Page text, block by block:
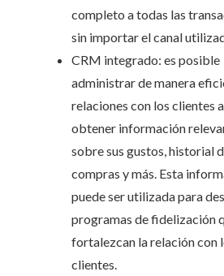
completo a todas las
sin importar el canal
CRM integrado: es posible
administrar de manera
relaciones con los clientes
obtener información
sobre sus gustos, historial
compras y más. Esta
puede ser utilizada para
programas de fidelización
fortalezcan la relación con
clientes.